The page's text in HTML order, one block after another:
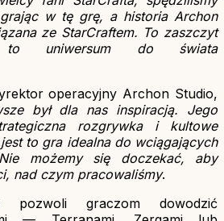
w tę grę, a historia Archon
ze StarCraftem. To zaszczyt
to uniwersum do świata
operacyjny Archon Studio,
był dla nas inspiracją. Jego
rozgrywka i kultowe
to gra idealna do wciągających
możemy się doczekać, aby
nad czym pracowaliśmy.
pozwoli graczom dowodzić